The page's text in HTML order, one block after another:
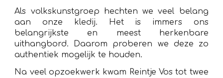
Als volkskunstgroep hechten we veel belang
aan onze kledij. Het is immers ons
belangrijkste en meest herkenbare
uithangbord. Daarom proberen we deze zo
authentiek mogelijk te houden.
Na veel opzoekwerk kwam Reintje Vos tot twee